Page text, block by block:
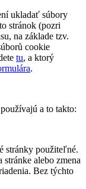
ukladať súbory
stránok (pozri
na základe tzv.
cookie
tu, a ktorý
.
a to takto:
stránky použiteľné.
alebo zmena
Bez týchto